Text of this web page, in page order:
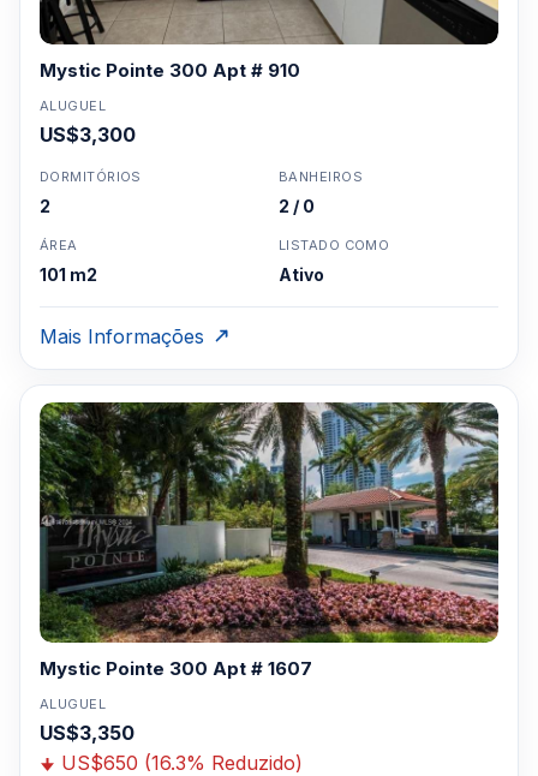
Mystic Pointe 300 Apt # 910
ALUGUEL
US$3,300
DORMITÓRIOS
2
BANHEIROS
2 / 0
ÁREA
101 m2
LISTADO COMO
Ativo
Mais Informações
Mystic Pointe 300 Apt # 1607
ALUGUEL
US$3,350
US$650 (16.3% Reduzido)